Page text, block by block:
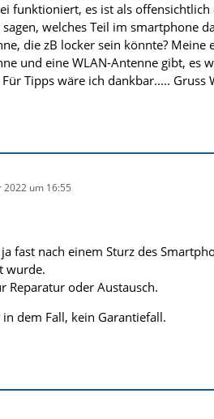
funktioniert, es ist als offensichtlich
sagen, welches Teil im smartphone
die zB locker sein könnte? Meine
und eine WLAN-Antenne gibt, es
Tipps wäre ich dankbar..... Gruss
2022 um 16:55
fast nach einem Sturz des
wurde.
Reparatur oder Austausch.
in dem Fall, kein Garantiefall.